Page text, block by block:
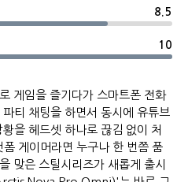
8.5
10
게임을 즐기다가 스마트폰 전화
티 채팅을 하면서 동시에 유튜브
을 헤드셋 하나로 끊김 없이 처
게이머라면 누구나 한 번쯤 품
맞은 스틸시리즈가 새롭게 출시